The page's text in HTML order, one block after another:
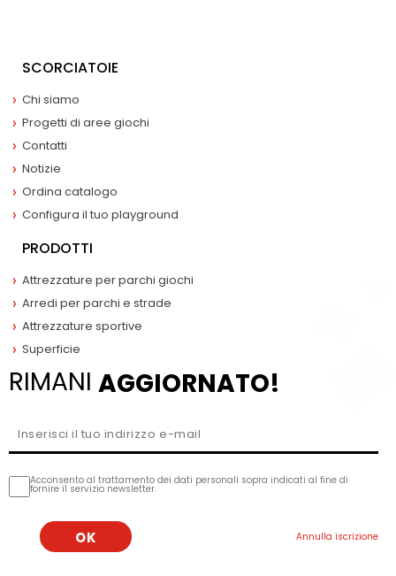
SCORCIATOIE
Chi siamo
Progetti di aree giochi
Contatti
Notizie
Ordina catalogo
Configura il tuo playground
PRODOTTI
Attrezzature per parchi giochi
Arredi per parchi e strade
Attrezzature sportive
Superficie
RIMANI AGGIORNATO!
Acconsento al trattamento dei dati personali sopra indicati al fine di
fornire il servizio newsletter.